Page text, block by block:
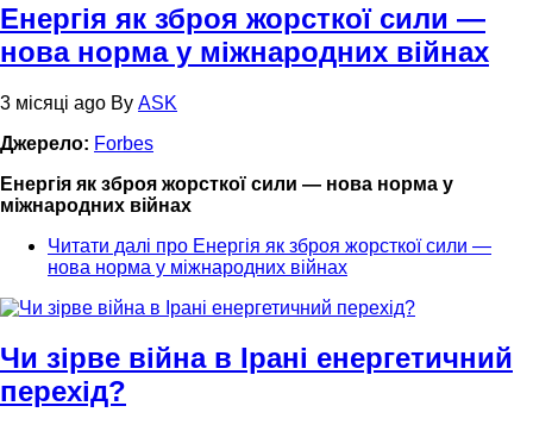
Енергія як зброя жорсткої сили —
нова норма у міжнародних війнах
3 місяці ago By ASK
Джерело: Forbes
Енергія як зброя жорсткої сили — нова норма у
міжнародних війнах
Читати далі про Енергія як зброя жорсткої сили —
нова норма у міжнародних війнах
Чи зірве війна в Ірані енергетичний
перехід?